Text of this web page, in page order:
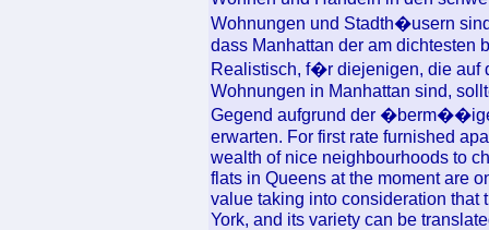
Wohnungen und Stadth�usern
dass Manhattan der am dichtesten
Realistisch, f�r diejenigen, die
Wohnungen in Manhattan sind,
Gegend aufgrund der
erwarten. For first rate furnished
wealth of nice neighbourhoods to
flats in Queens at the moment are
value taking into consideration that
York, and its variety can be